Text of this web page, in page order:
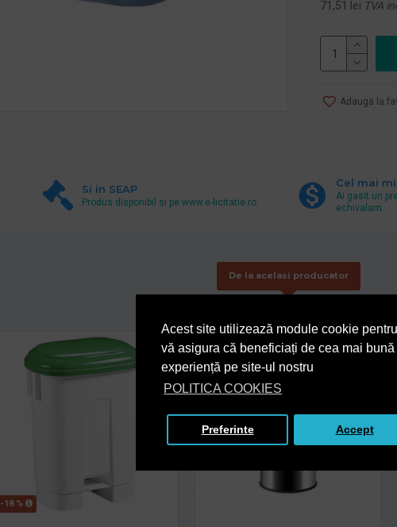
Acest site utilizează module cookie
vă asigura că beneficiați de cea mai bună
experiență pe site-ul nostru
POLITICA COOKIES
Preferinte Accept
71,51 lei TVA
Adaugă la
Si in SEAP
Produs disponibil si pe www.e-licitatie.ro
Cel mai
Ai gasit un
echivalam.
De la acelasi producator
-18 %